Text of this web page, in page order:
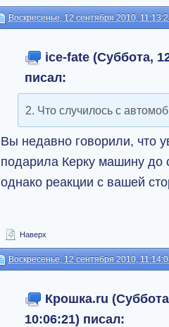
Воскресенье, 12 сентября 2010,
ice-fate (Суббота,
писал:
2. Что случилось с
Вы недавно говорили, что
подарила Керку машину до
однако реакции с вашей
Наверх
Воскресенье, 12 сентября 2010,
Крошка.ru
10:06:21) писал: